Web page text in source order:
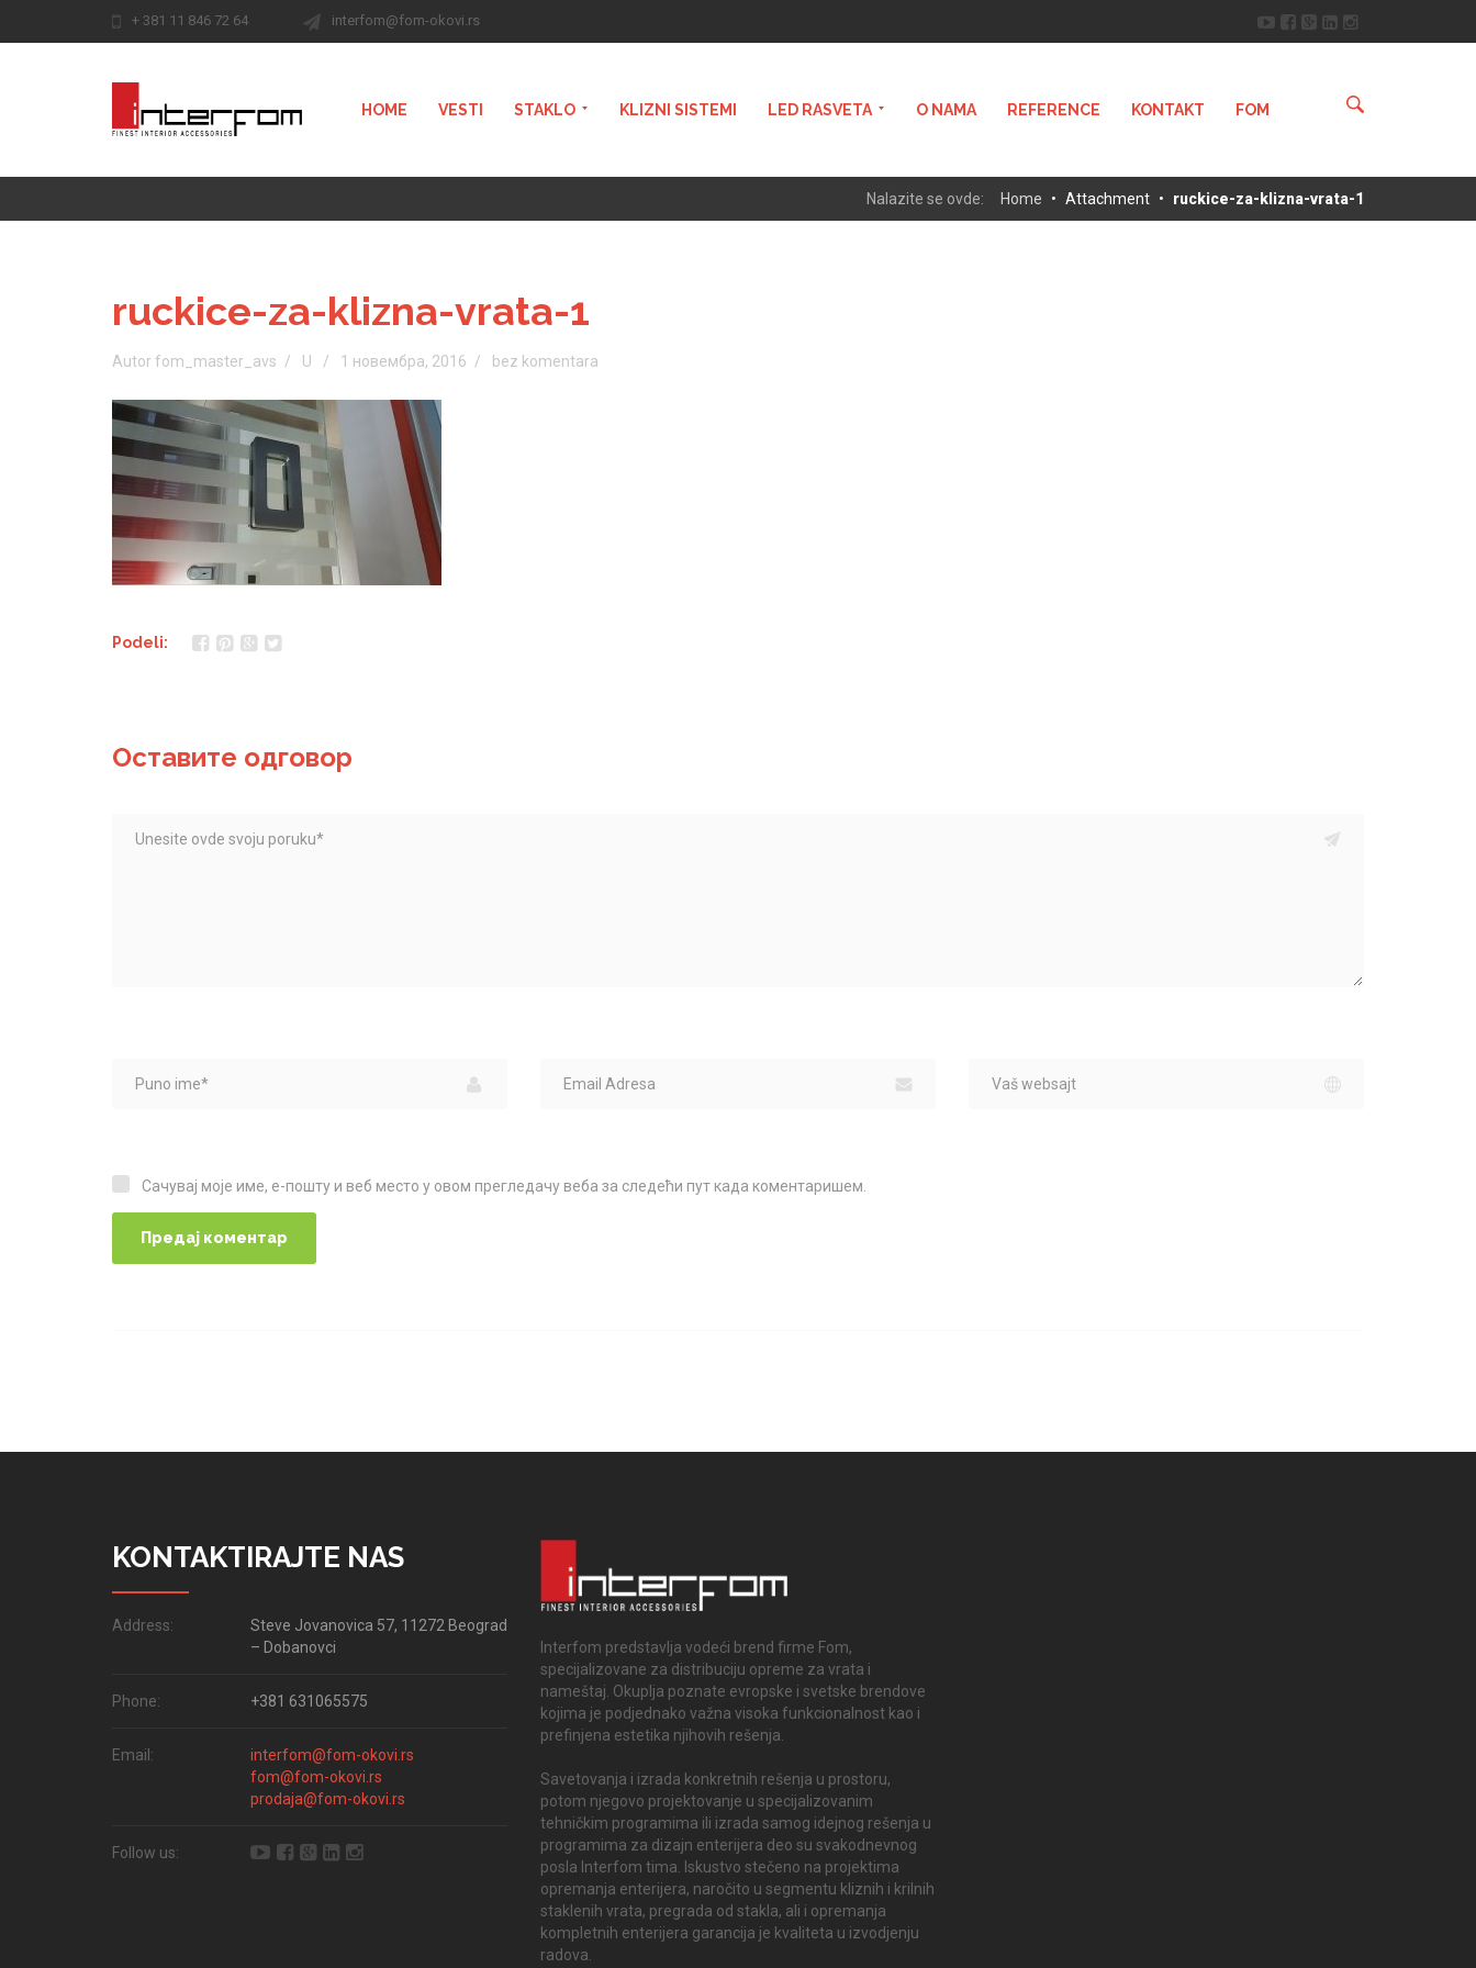
+ 381 11 846 72 64 interfom@fom-okovi.rs
HOME VESTI STAKLO KLIZNI SISTEMI LED RASVETA O NAMA REFERENCE KONTAKT FOM
Nalazite se ovde: Home • Attachment • ruckice-za-klizna-vrata-1
ruckice-za-klizna-vrata-1
Autor fom_master_avs U 1 новембра, 2016 bez komentara
Podeli:
Оставите одговор
Сачувај моје име, е-пошту и веб место у овом прегледачу веба за следећи пут када коментаришем.
Сачувај моје име, е-пошту и веб место у овом прегледачу веба за следећи пут када коментаришем.
KONTAKTIRAJTE NAS
Address:
Steve Jovanovica 57, 11272 Beograd
– Dobanovci
Phone: +381 631065575
Email:
interfom@fom-okovi.rs
fom@fom-okovi.rs
prodaja@fom-okovi.rs
Follow us:
Interfom predstavlja vodeći brend firme Fom,
specijalizovane za distribuciju opreme za vrata i
nameštaj. Okuplja poznate evropske i svetske brendove
kojima je podjednako važna visoka funkcionalnost kao i
prefinjena estetika njihovih rešenja.
Savetovanja i izrada konkretnih rešenja u prostoru,
potom njegovo projektovanje u specijalizovanim
tehničkim programima ili izrada samog idejnog rešenja u
programima za dizajn enterijera deo su svakodnevnog
posla Interfom tima. Iskustvo stečeno na projektima
opremanja enterijera, naročito u segmentu kliznih i krilnih
staklenih vrata, pregrada od stakla, ali i opremanja
kompletnih enterijera garancija je kvaliteta u izvodjenju
radova.